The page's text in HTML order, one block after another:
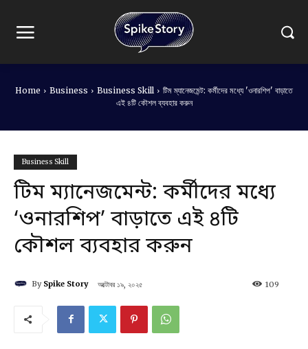
Home Business Business Skill
টিম ম্যানেজমেন্ট: কর্মীদের মধ্যে 'ওনারশিপ' বাড়াতে
এই ৪টি কৌশল ব্যবহার করুন
Business Skill
টিম ম্যানেজমেন্ট: কর্মীদের মধ্যে
‘ওনারশিপ’ বাড়াতে এই ৪টি
কৌশল ব্যবহার করুন
By Spike Story অক্টোবর ১৯, ২০২৫ 109